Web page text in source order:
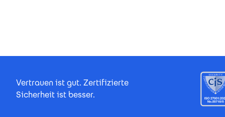
Vertrauen ist gut. Zertifizierte
Sicherheit ist besser.